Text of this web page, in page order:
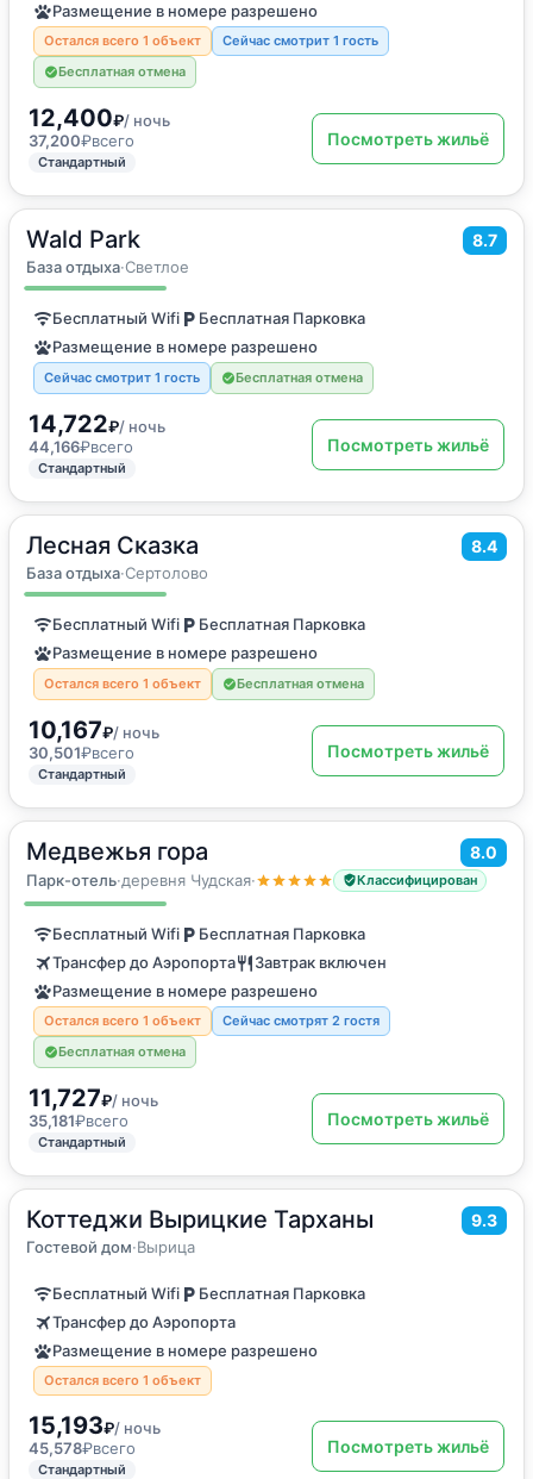
Размещение в номере разрешено
Остался всего 1 объект
Сейчас смотрит 1 гость
Бесплатная отмена
12,400₽/ ночь
37,200₽всего
Стандартный
Посмотреть жильё
Wald Park 8.7
База отдыха·Светлое
85м2
до 6 гостей
Дом для отпуска
Бесплатный Wifi
Бесплатная Парковка
Размещение в номере разрешено
Сейчас смотрит 1 гость Бесплатная отмена
14,722₽/ ночь
44,166₽всего
Стандартный
Посмотреть жильё
Лесная Сказка 8.4
База отдыха·Сертолово
130м2 ·до 10 гостей
Дом для отпуска
Бесплатный Wifi
Бесплатная Парковка
Размещение в номере разрешено
Остался всего 1 объект Бесплатная отмена
10,167₽/ ночь
30,501₽всего
Стандартный
Посмотреть жильё
Медвежья гора 8.0
Парк-отель·деревня Чудская· Классифицирован
80 м 2·до 7 гостей
Дом для отпуска
Бесплатный Wifi
Бесплатная Парковка
Трансфер до Аэропорта
Завтрак включен
Размещение в номере разрешено
Остался всего 1 объект
Сейчас смотрят 2 гостя
Бесплатная отмена
11,727₽/ ночь
35,181₽всего
Стандартный
Посмотреть жильё
Коттеджи Вырицкие Тарханы 9.3
Гостевой дом·Вырица
125м2·до 9 гостей
Дом для отпуска
Бесплатный Wifi
Бесплатная Парковка
Трансфер до Аэропорта
Размещение в номере разрешено
Остался всего 1 объект
15,193₽/ ночь
45,578₽всего
Стандартный
Посмотреть жильё